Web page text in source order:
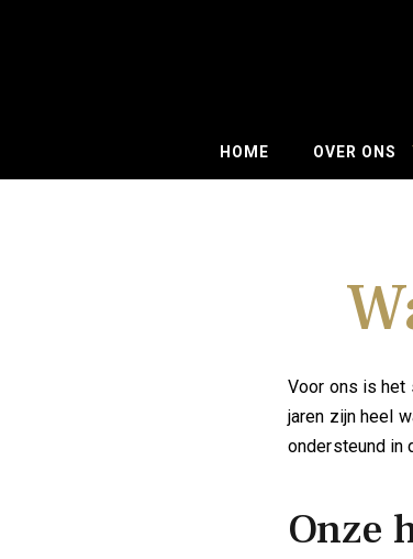
HOME OVER ONS
Voor ons is het
jaren zijn heel
ondersteund in
Onze